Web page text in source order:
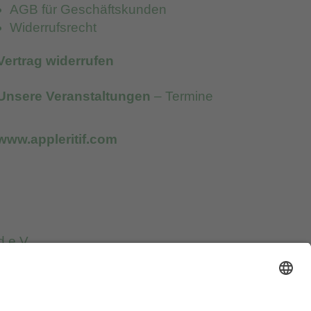
AGB für Geschäftskunden
Widerrufsrecht
widerrufen
Veranstaltungen – Termine